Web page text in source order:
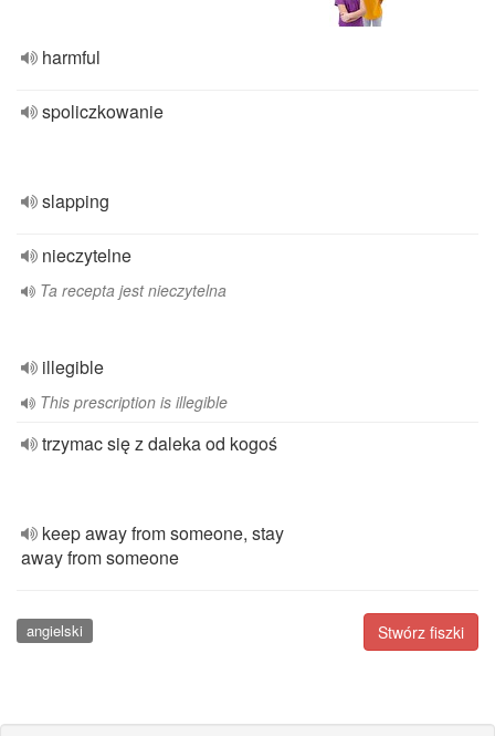
harmful
spoliczkowanie
slapping
nieczytelne
Ta recepta jest nieczytelna
illegible
This prescription is illegible
trzymac się z daleka od kogoś
keep away from someone, stay
away from someone
Stwórz fiszki
angielski